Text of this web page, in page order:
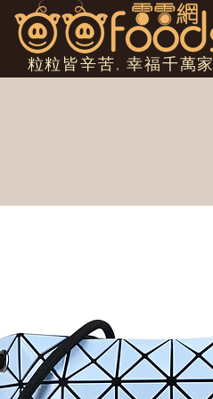
粒粒皆辛苦, 幸福千萬家